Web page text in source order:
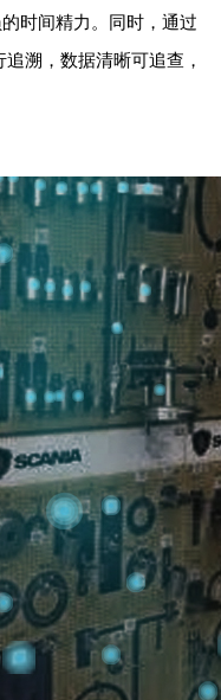
时间精力。同时，通过
溯，数据清晰可追查，